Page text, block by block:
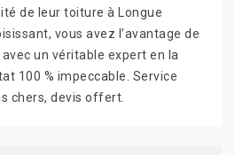
de leur toiture à Longue
vous avez l’avantage de
un véritable expert en la
100 % impeccable. Service
chers, devis offert.